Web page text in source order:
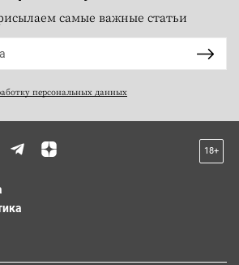
самые важные статьи
персональных данных
18+